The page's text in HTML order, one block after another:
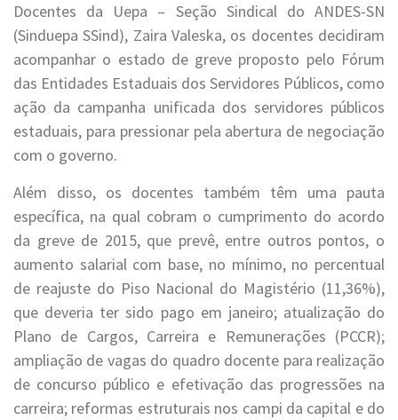
Docentes da Uepa – Seção Sindical do ANDES-SN
(Sinduepa SSind), Zaira Valeska, os docentes decidiram
acompanhar o estado de greve proposto pelo Fórum
das Entidades Estaduais dos Servidores Públicos, como
ação da campanha unificada dos servidores públicos
estaduais, para pressionar pela abertura de negociação
com o governo.
Além disso, os docentes também têm uma pauta
específica, na qual cobram o cumprimento do acordo
da greve de 2015, que prevê, entre outros pontos, o
aumento salarial com base, no mínimo, no percentual
de reajuste do Piso Nacional do Magistério (11,36%),
que deveria ter sido pago em janeiro; atualização do
Plano de Cargos, Carreira e Remunerações (PCCR);
ampliação de vagas do quadro docente para realização
de concurso público e efetivação das progressões na
carreira; reformas estruturais nos campi da capital e do